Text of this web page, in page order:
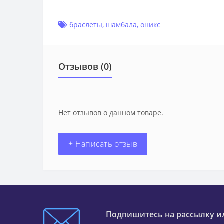
браслеты, шамбала, оникс
Отзывов (0)
Нет отзывов о данном товаре.
+ Написать отзыв
Подпишитесь на рассылку